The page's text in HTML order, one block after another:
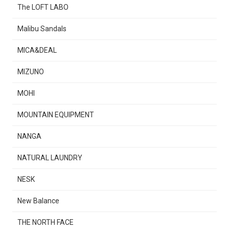
The LOFT LABO
Malibu Sandals
MICA&DEAL
MIZUNO
MOHI
MOUNTAIN EQUIPMENT
NANGA
NATURAL LAUNDRY
NESK
New Balance
THE NORTH FACE